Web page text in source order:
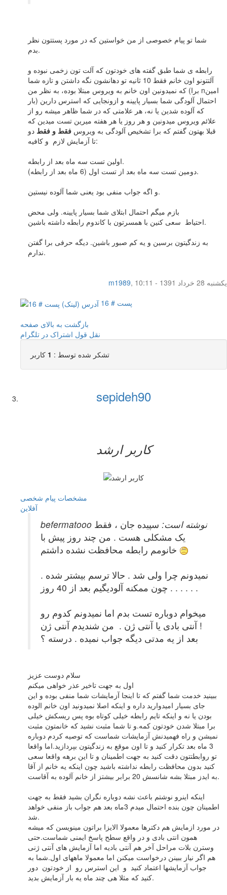
شما تو پیام خصوصی از من خواستین که در مورد پستتون نظر
بدم.
رابطه ی شما طبق گفته های خودتون که آلت تون زخمی نبوده و
آلتتونو اون خانم فقط 10 ثانیه تو دهانشون نگه داشتن و تازه شما
که نمیدونین اون خانم به ویروس مبتلا بوده، به نظر من (برا nامین
بار) احتمال آلودگی شما بسیار پایینه و ازونجایی که استرس دارین
که آلوده شدین یا نه، هر علامتی که در شما ظاهر میشه رو از
علائم ویروس میدونین و هر روز یا هر هفته میرین تست میدین که
قبلا بهتون گفتم که برا تشخیص آلودگی به ویروس فقط و فقط دو
تا آزمایش لازم و کافیه:
اولین تست سه ماه بعد از رابطه.
دومین تست سه ماه بعد از تست اول (6 ماه بعد از رابطه).
و اگه جواب منفی بود یعنی شما آلوده نیستین.
بازم میگم احتمال ابتلای شما بسیار پایینه. ولی محض
احتیاط سعی کنین با همسرتون با کاندوم رابطه داشته باشین.
به زندگیتون برسین و یه کم صبور باشین. دیگه حرفی برا گفتن
ندارم.
m1989,
یکشنبه 28 خرداد 1391 - 10:11
پست # 16
بازگشت به بالای صفحه
نقل قول اشتراک در تلگرام
تشکر شده توسط : 1 کاربر
sepideh90
کاربر ارشد
مشخصات پیام شخصی
آفلاين
befermatooo نوشته است: سپیده جان ، فقط
یک مشکلی هست . من چند روز پیش با
نمیدونم چرا ولی شد . حالا ترسم بیشتر شده .
چون ممکنه آلودیگیم بعد از 40 روز . . . . . .
میخوام دوباره تست بدم اما نمیدونم کدوم رو
! آنتی بادی یا آنتی ژن . من شندیدم آنتی ژن
بعد از یه مدتی دیگه جواب نمیده . درسته ؟
سلام دوست عزیز
اول به جهت تاخیر عذر خواهی میکنم
ببینید خدمت شما گفتم که تا اینجا آزمایشات شما منفی بوده و این
جای بسیار امیدوارید داره و اینکه اصلا نمیدونید اون خانم الوده
بودن یا نه و اینکه تایم رابطه خیلی کوتاه بوه پس ریسکش خیلی
برا مبتلا شدن خودتون کمه.و تا شما مثبت نشید که خانمتون مثبت
نمیشن و راه فهمیدنش آزمایشات شماست که توصیه کردم دوباره
3 ماه بعد تکرار کنید و تا اون موقع به زندگیتون بپردازید.اما واقعا
تو روابطتتون دقت کنید به جهت اطمینان و تا این برهه واقعا سعی
کنید بدون محافظت رابطه نداشته باشید چون اینکه یه خانم از آقا
به ایدز مبتلا بشه شانسش 20 برابر بیشتز از خانم آلوده به آقاست.
اینکه اینرو نوشتم باعث نشه دوباره نگران بشید فقط به جهت
اطمینان چون بنده احتمال میدم 3ماه بعد هم جواب باز منفی خواهد
شد.
در مورد ازمایش هم دکترها معمولا الایزا براتون مینویسن که میشه
همون انتی بادی و در واقع سطح پاسخ ایمنی شماست.حتی
وسترن بلات مراحل آخر هم آنتی بادیه اما آزمایش های آنتی ژنی
هم اگر نیاز ببینن درخواست میکنن اما معمولا ماههای اول.شما به
جواب آزمایشها اعتماد کنید و این استرس رو از خودتون دور
کنید که مثلا هی چند ماه یه بار آزمایش بدید.